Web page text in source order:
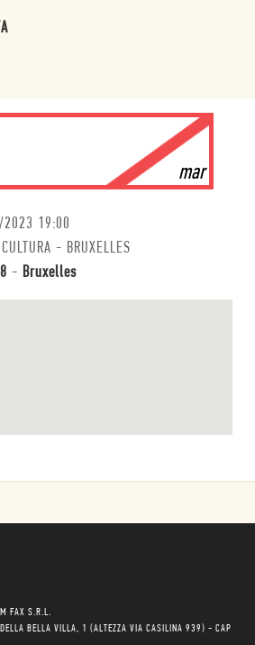
mar
19:00
- BRUXELLES
- Bruxelles
FAX S.R.L.
BELLA VILLA, 1 (ALTEZZA VIA CASILINA 939) - CAP